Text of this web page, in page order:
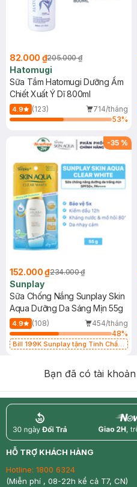
82.000 ₫205.000 ₫
Hatomugi
Sữa Tắm Hatomugi Dưỡng Ẩm
Chiết Xuất Ý Dĩ 800ml
4.9 (123)
714/tháng
53%
-35 %
152.000 ₫234.000 ₫
Sunplay
Sữa Chống Nắng Sunplay Skin
Aqua Dưỡng Da Sáng Mịn 55g
4.9 (108)
454/tháng
48%
Bill 199K Sunplay tặng Tinh Chất
Bạn đã có tài
return nowfree
HỖ TRỢ KHÁCH HÀNG
Hotline: 1800 6324
(Miễn phí , 08-22h kể cả T7, CN)